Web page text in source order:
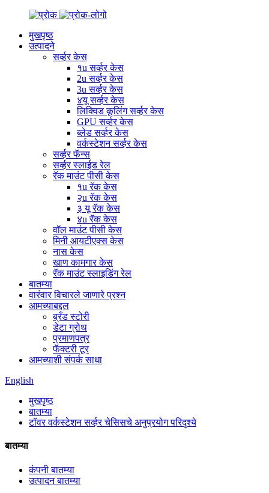
मुखपृष्ठ
उत्पादने
सर्व्हर केस
१u सर्व्हर केस
2u सर्व्हर केस
3u सर्व्हर केस
४यू सर्व्हर केस
लिक्विड कूलिंग सर्व्हर केस
GPU सर्व्हर केस
ब्लेड सर्व्हर केस
वर्कस्टेशन सर्व्हर केस
सर्व्हर फॅन्स
सर्व्हर स्लाईड रेल
रॅक माउंट पीसी केस
१u रॅक केस
२u रॅक केस
३ यू रॅक केस
४u रॅक केस
वॉल माउंट पीसी केस
मिनी आयटीएक्स केस
नास केस
खाण कामगार केस
रॅक माउंट स्लाइडिंग रेल
बातम्या
वारंवार विचारले जाणारे प्रश्न
आमच्याबद्दल
ब्रँड स्टोरी
डेटा ग्रोथ
प्रमाणपत्र
फॅक्टरी टूर
आमच्याशी संपर्क साधा
English
मुखपृष्ठ
बातम्या
टॉवर वर्कस्टेशन सर्व्हर चेसिसचे अनुप्रयोग परिदृश्ये
बातम्या
कंपनी बातम्या
उत्पादन बातम्या